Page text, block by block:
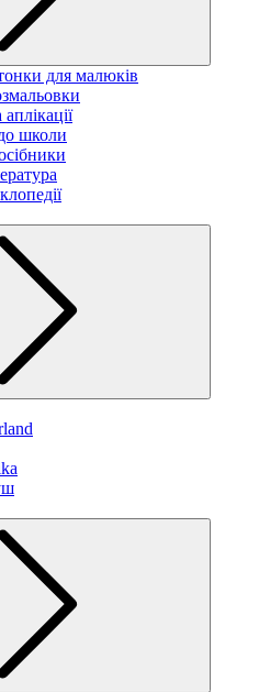
для малюків
школи